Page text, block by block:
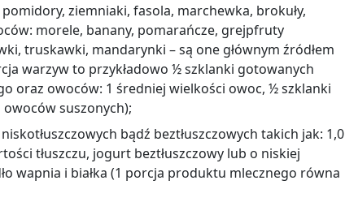
ziemniaki, fasola, marchewka, brokuły,
morele, banany, pomarańcze, grejpfruty
truskawki, mandarynki –są one głównym źródłem
warzyw to przykładowo ½ szklanki gotowanych
oraz owoców: 1 średniej wielkości owoc, ½ szklanki
suszonych);
bądź beztłuszczowych takich jak: 1,0
tłuszczu, jogurt beztłuszczowy lub o niskiej
wapnia i białka (1 porcja produktu mlecznego równa